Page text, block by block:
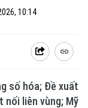
10:14
số hóa; Đề xuất
nối liên vùng; Mỹ